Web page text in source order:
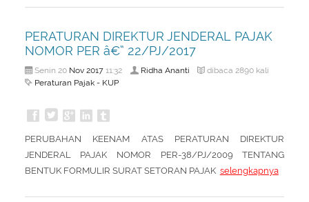
PERATURAN DIREKTUR JENDERAL PAJAK
NOMOR PER â€“ 22/PJ/2017
Senin 20 Nov 201711:32 Ridha Ananti dibaca 2890 kali
Peraturan Pajak - KUP
PERUBAHAN KEENAM ATAS PERATURAN DIREKTUR
JENDERAL PAJAK NOMOR PER-38/PJ/2009 TENTANG
BENTUK FORMULIR SURAT SETORAN PAJAK selengkapnya